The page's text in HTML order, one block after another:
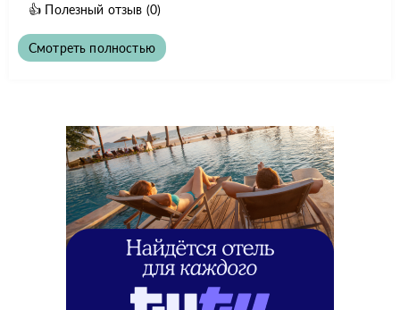
👍 Полезный отзыв (0)
Смотреть полностью